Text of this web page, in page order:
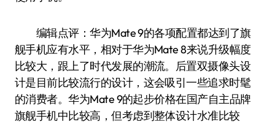
编辑点评：华为Mate 9的各项配置都达到了旗
舰手机应有水平，相对于华为Mate 8来说升级幅度
比较大，跟上了时代发展的潮流。后置双摄像头设
计是目前比较流行的设计，这会吸引一些追求时髦
的消费者。华为Mate 9的起步价格在国产自主品牌
旗舰手机中比较高，但考虑到整体设计水准比较